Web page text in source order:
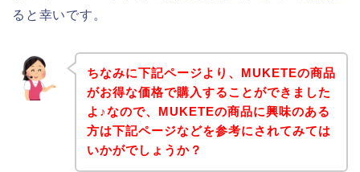
ると幸いです。
ちなみに下記ページより、MUKETEの商品
がお得な価格で購入することができました
よ♪なので、MUKETEの商品に興味のある
方は下記ページなどを参考にされてみては
いかがでしょうか？